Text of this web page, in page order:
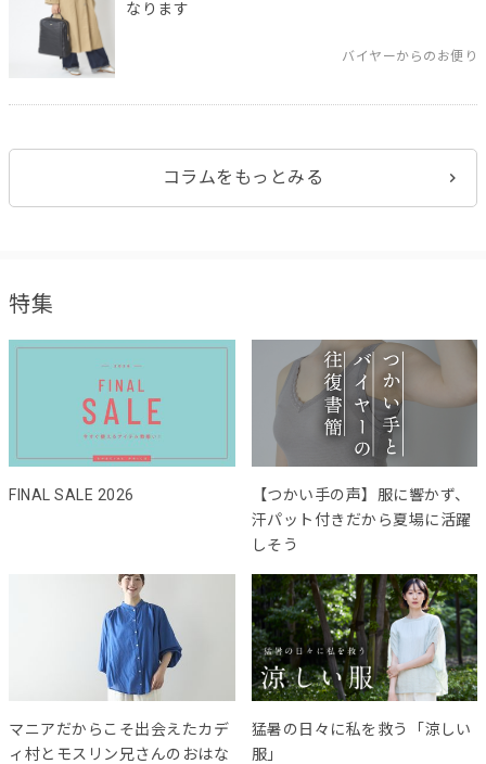
なります
バイヤーからのお便り
コラムをもっとみる
特集
FINAL SALE 2026
【つかい手の声】服に響かず、
汗パット付きだから夏場に活躍
しそう
マニアだからこそ出会えたカデ
ィ村とモスリン兄さんのおはな
猛暑の日々に私を救う「涼しい
服」